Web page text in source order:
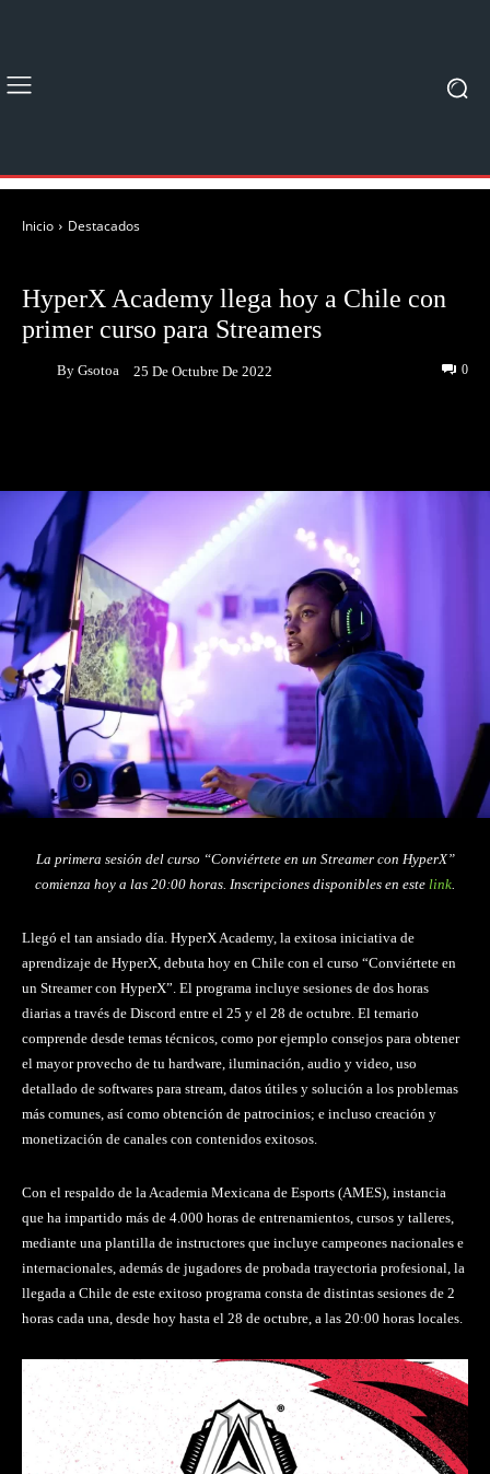
Inicio Destacados
HyperX Academy llega hoy a Chile con
primer curso para Streamers
By Gsotoa 25 De Octubre De 2022 0
La primera sesión del curso “Conviértete en un Streamer con HyperX”
comienza hoy a las 20:00 horas. Inscripciones disponibles en este link
Llegó el tan ansiado día. HyperX Academy, la exitosa iniciativa de
aprendizaje de HyperX, debuta hoy en Chile con el curso “Conviértete en
un Streamer con HyperX”. El programa incluye sesiones de dos horas
diarias a través de Discord entre el 25 y el 28 de octubre. El temario
comprende desde temas técnicos, como por ejemplo consejos para obtener
el mayor provecho de tu hardware, iluminación, audio y video, uso
detallado de softwares para stream, datos útiles y solución a los problemas
más comunes, así como obtención de patrocinios; e incluso creación y
monetización de canales con contenidos exitosos.
Con el respaldo de la Academia Mexicana de Esports (AMES), instancia
que ha impartido más de 4.000 horas de entrenamientos, cursos y talleres,
mediante una plantilla de instructores que incluye campeones nacionales e
internacionales, además de jugadores de probada trayectoria profesional, la
llegada a Chile de este exitoso programa consta de distintas sesiones de 2
horas cada una, desde hoy hasta el 28 de octubre, a las 20:00 horas locales.